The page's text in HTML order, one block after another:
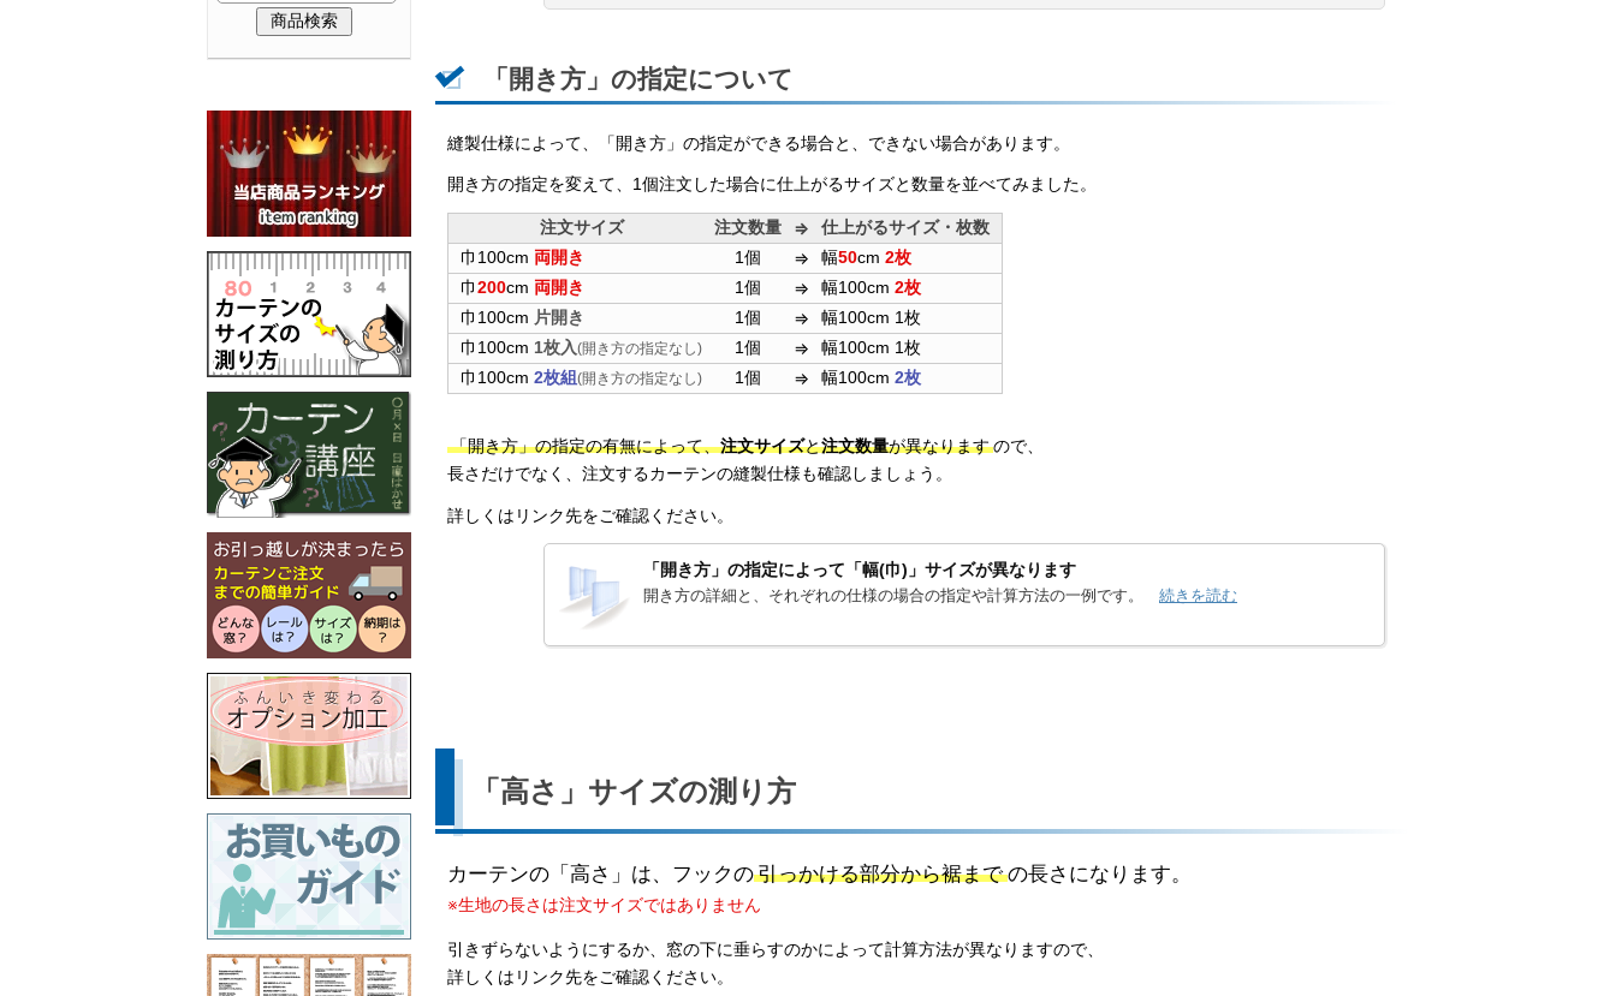
「開き方」の指定について
縫製仕様によって、「開き方」の指定ができる場合と、できない場合があります。
開き方の指定を変えて、1個注文した場合に仕上がるサイズと数量を並べてみました。
注文サイズ 注文数量 ⇒
仕上がるサイズ・枚数
巾100cm 両開き 1個 ⇒ 幅50cm 2枚
巾200cm 両開き 1個 ⇒ 幅100cm 2枚
巾100cm 片開き 1個 ⇒
幅100cm 1枚
巾100cm 1枚入(開き方の指定なし) 1個 ⇒
幅100cm 1枚
巾100cm 2枚組 (開き方の指定なし) 1個 ⇒ 幅100cm 2枚
「開き方」の指定の有無によって、注文サイズと注文数量が異なりますので、
長さだけでなく、注文するカーテンの縫製仕様も確認しましょう。
詳しくはリンク先をご確認ください。
「開き方」の指定によって「幅(巾)」サイズが異なります
開き方の詳細と、それぞれの仕様の場合の指定や計算方法の一例です。 続きを読む
「高さ」サイズの測り方
カーテンの「高さ」は、フックの引っかける部分から裾までの長さになります。
※生地の長さは注文サイズではありません
引きずらないようにするか、窓の下に垂らすのかによって計算方法が異なりますので、
詳しくはリンク先をご確認ください。